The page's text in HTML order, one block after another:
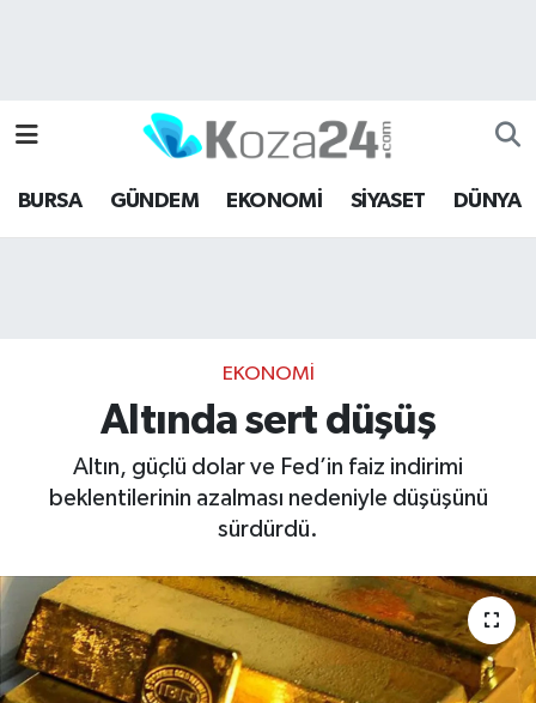
BURSA GÜNDEM EKONOMİ SİYASET DÜNYA
EKONOMİ
Altında sert düşüş
Altın, güçlü dolar ve Fed’in faiz indirimi
beklentilerinin azalması nedeniyle düşüşünü
sürdürdü.
Bursa Hava Durumu
Bursa Namaz Vakitleri
Son Dakika Haberleri